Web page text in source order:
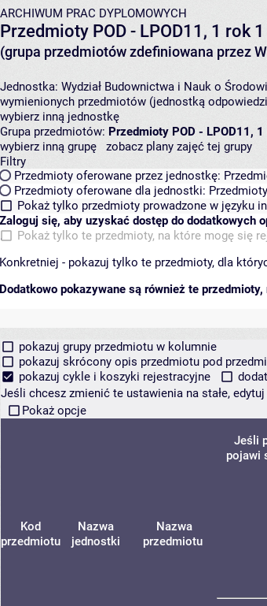
ARCHIWUM PRAC DYPLOMOWYCH
Przedmioty POD - LPOD11, 1 rok
(grupa przedmiotów zdefiniowana przez
Jednostka: Wydział Budownictwa i Nauk o
wymienionych przedmiotów (jednostką
wybierz inną jednostkę
Grupa przedmiotów: Przedmioty POD - LPOD11,
wybierz inną grupę
zobacz plany zajęć tej grupy
Filtry
Przedmioty oferowane przez jednostkę:
Przedmioty oferowane dla jednostki:
Pokaż tylko przedmioty prowadzone w języku
Zaloguj się, aby uzyskać dostęp do dodatkowych
Pokaż tylko te przedmioty, na które mogę się
Konkretniej - pokazuj tylko te przedmioty, dla
Dodatkowo pokazywane są również te
pokazuj grupy przedmiotu w kolumnie
pokazuj skrócony opis przedmiotu pod
pokazuj cykle i koszyki rejestracyjne
Jeśli chcesz zmienić te ustawienia na stałe,
Pokaż opcje
Kod
przedmiotu
Nazwa
jednostki
Nazwa
przedmiotu
Jeśli
pojawi